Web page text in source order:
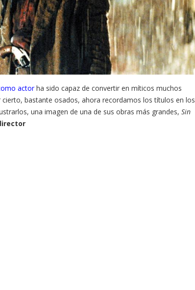
actorha sido capaz de convertir en míticos muchos
bastante osados, ahora recordamos los títulos en los
una imagen de una de sus obras más grandes, Sin